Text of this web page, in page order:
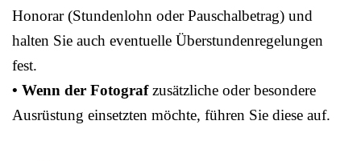
Honorar (Stundenlohn oder Pauschalbetrag) und
halten Sie auch eventuelle Überstundenregelungen
fest.
• Wenn der Fotografzusätzliche oder besondere
Ausrüstung einsetzten möchte, führen Sie diese auf.